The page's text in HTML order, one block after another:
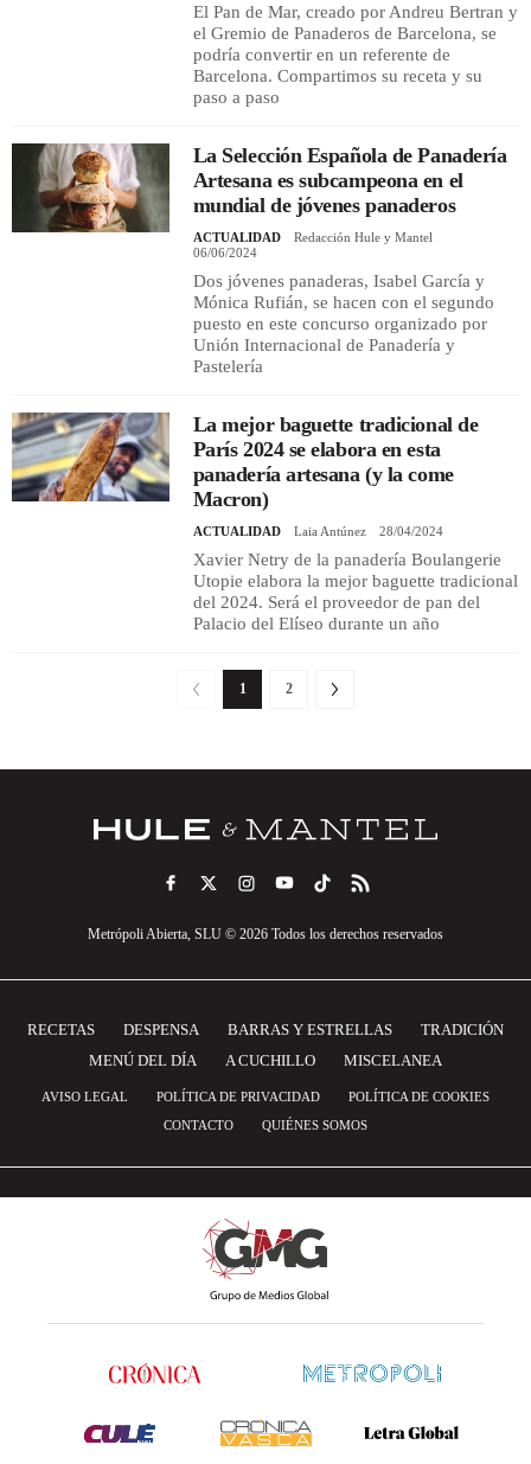
El Pan de Mar, creado por Andreu Bertran y
el Gremio de Panaderos de Barcelona, se
podría convertir en un referente de
Barcelona. Compartimos su receta y su
paso a paso
La Selección Española de Panadería
Artesana es subcampeona en el
mundial de jóvenes panaderos
ACTUALIDAD
Redacción Hule y Mantel
06/06/2024
Dos jóvenes panaderas, Isabel García y
Mónica Rufián, se hacen con el segundo
puesto en este concurso organizado por
Unión Internacional de Panadería y
Pastelería
La mejor baguette tradicional de
París 2024 se elabora en esta
panadería artesana (y la come
Macron)
ACTUALIDAD Laia Antúnez 28/04/2024
Xavier Netry de la panadería Boulangerie
Utopie elabora la mejor baguette tradicional
del 2024. Será el proveedor de pan del
Palacio del Elíseo durante un año
1 2
Metrópoli Abierta, SLU © 2026 Todos los derechos reservados
RECETAS DESPENSA BARRAS Y ESTRELLAS
TRADICIÓN
MENÚ DEL DÍA
A CUCHILLO MISCELANEA
AVISO LEGAL POLÍTICA DE PRIVACIDAD
POLÍTICA DE COOKIES
CONTACTO
QUIÉNES SOMOS